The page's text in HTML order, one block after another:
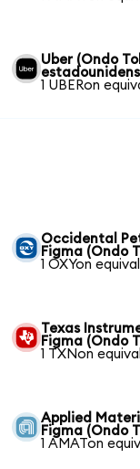
Uber (Ondo
1 UBERon
Occidental
Figma (Ondo
1 OXYon
Texas
Figma (Ondo
1 TXNon
Applied
Figma (Ondo
1 AMATon